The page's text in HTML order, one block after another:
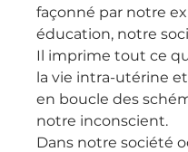
façonné par notre
éducation, notre
Il imprime tout ce
la vie intra-utérine
en boucle des
notre inconscient.
Dans notre société